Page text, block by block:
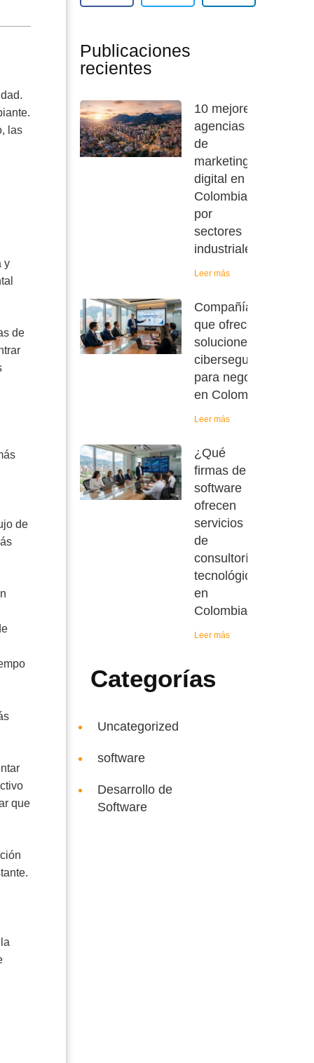
las
y
de
de
que
Publicaciones
recientes
10 mejores
agencias
de
marketing
digital en
Colombia
por
sectores
industriales
Leer más
Compañías
que ofrecen
soluciones de
ciberseguridad
para negocios
en Colombia
Leer más
¿Qué
firmas de
software
ofrecen
servicios
de
consultoría
tecnológica
en
Colombia?
Leer más
Categorías
Uncategorized
software
Desarrollo de
Software